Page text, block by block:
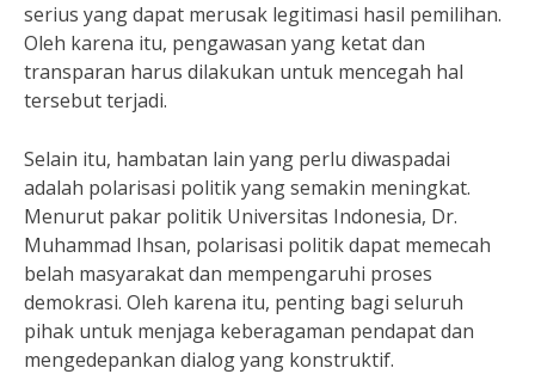
serius yang dapat merusak legitimasi hasil pemilihan.
Oleh karena itu, pengawasan yang ketat dan
transparan harus dilakukan untuk mencegah hal
tersebut terjadi.
Selain itu, hambatan lain yang perlu diwaspadai
adalah polarisasi politik yang semakin meningkat.
Menurut pakar politik Universitas Indonesia, Dr.
Muhammad Ihsan, polarisasi politik dapat memecah
belah masyarakat dan mempengaruhi proses
demokrasi. Oleh karena itu, penting bagi seluruh
pihak untuk menjaga keberagaman pendapat dan
mengedepankan dialog yang konstruktif.